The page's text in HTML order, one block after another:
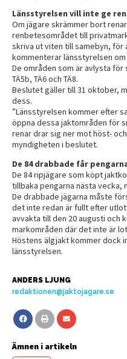
Länsstyrelsen vill inte ge
Om jägare skrämmer bort
renbetesområdet till
skriva ut viten till samebyn, för
kommenterar länsstyrelsen
De områden som är avlysta för
TÄ5b, TÄ6 och TÄ8.
Beslutet gäller till 31 oktober,
dess.
”Länsstyrelsen kommer efter
öppna dessa jaktområden för
renar drar sig ner mot höst-
myndigheten i beslutet.
De 84 drabbade får
De 84 ripjägare som köpt
tillbaka pengarna nästa vecka,
De drabbade jägarna måste
det inte redan är fullt efter
avvakta till den 20 augusti och
markområden där det inte är
Höstens älgjakt kommer dock
länsstyrelsen.
ANDERS LJUNG
redaktionen@jaktojagare.se
Ämnen i artikeln